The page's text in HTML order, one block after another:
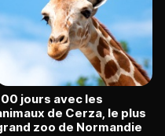
jours avec les
de Cerza, le plus
zoo de Normandie